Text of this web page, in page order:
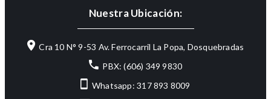
Nuestra Ubicación:
Cra 10 N° 9-53 Av. Ferrocarril La Popa, Dosquebradas
PBX: (606) 349 9830
Whatsapp: 317 893 8009